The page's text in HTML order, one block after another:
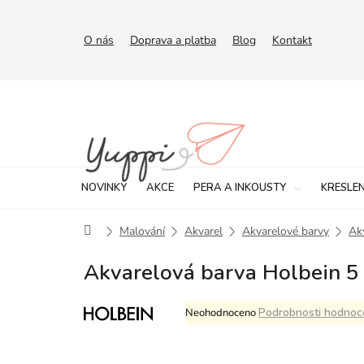
O nás Doprava a platba Blog Kontakt
NOVINKY AKCE PERA A INKOUSTY
DomůMalování Akvarel Akvarelové barvy
Akvarelová barva Holbein
Průměrné
hodnocení
NeohodnocenoPodrobnosti